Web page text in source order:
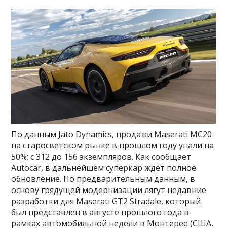
По данным Jato Dynamics, продажи Maserati MC20
на старосветском рынке в прошлом году упали на
50%: с 312 до 156 экземпляров. Как сообщает
Autocar, в дальнейшем суперкар ждёт полное
обновление. По предварительным данным, в
основу грядущей модернизации лягут недавние
разработки для Maserati GT2 Stradale, который
был представлен в августе прошлого года в
рамках автомобильной недели в Монтерее (США,